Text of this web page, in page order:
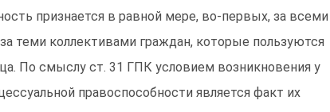
признается в равной мере, во-первых, за всеми
теми коллективами граждан, которые пользуются
По смыслу ст. 31 ГПК условием возникновения у
правоспособности является факт их